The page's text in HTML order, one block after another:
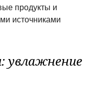
продукты и
источниками
увлажнение